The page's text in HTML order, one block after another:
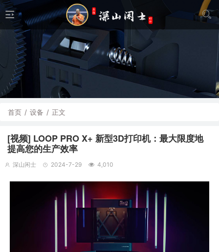
首页 / 设备 / 正文
[视频] LOOP PRO X+ 新型3D打印机：最大限度地
提高您的生产效率
深山闲士 2024-7-29 4,010